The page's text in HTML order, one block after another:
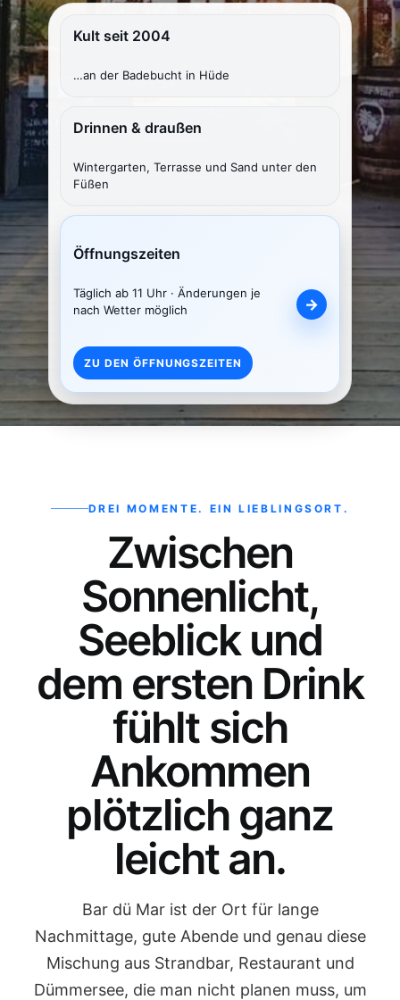
Kult seit 2004
…an der Badebucht in Hüde
Drinnen & draußen
Wintergarten, Terrasse und Sand unter den
Füßen
Öffnungszeiten
Täglich ab 11 Uhr · Änderungen je
nach Wetter möglich
ZU DEN ÖFFNUNGSZEITEN
DREI MOMENTE. EIN LIEBLINGSORT.
Zwischen
Sonnenlicht,
Seeblick und
dem ersten Drink
fühlt sich
Ankommen
plötzlich ganz
leicht an.
Bar dü Mar ist der Ort für lange
Nachmittage, gute Abende und genau diese
Mischung aus Strandbar, Restaurant und
Dümmersee, die man nicht planen muss, um